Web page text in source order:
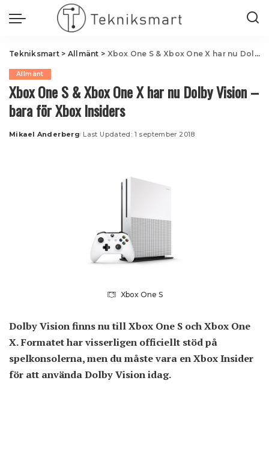
Tekniksmart> Allmänt > Xbox One S & Xbox One X har nu Dolby Vision – bara för Xbox Insiders
Allmänt
Xbox One S & Xbox One X har nu Dolby Vision –
bara för Xbox Insiders
Posted
Mikael Anderberg Last Updated: 1 september 2018
Xbox One S
Dolby Vision finns nu till Xbox One S och Xbox One
X. Formatet har visserligen officiellt stöd på
spelkonsolerna, men du måste vara en Xbox Insider
för att använda Dolby Vision idag.